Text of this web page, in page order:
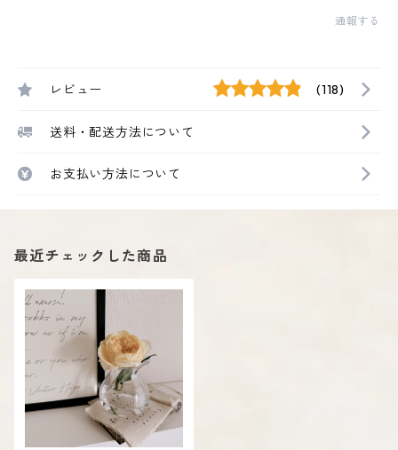
通報する
レビュー (118)
送料・配送方法について
お支払い方法について
最近チェックした商品